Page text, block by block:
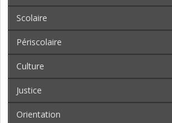
Scolaire
Périscolaire
Culture
Justice
Orientation